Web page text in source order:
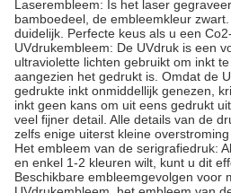
Laserembleem: Is het laser
bamboedeel, de embleemkleur
duidelijk. Perfecte keus als u een
UVdrukembleem: De UVdruk is een
ultraviolette lichten gebruikt om inkt
aangezien het gedrukt is. Omdat de
gedrukte inkt onmiddellijk genezen,
inkt geen kans om uit eens gedrukt
veel fijner detail. Alle details van de
zelfs enige uiterst kleine overstroming
Het embleem van de serigrafiedruk:
en enkel 1-2 kleuren wilt, kunt u dit
Beschikbare embleemgevolgen voor